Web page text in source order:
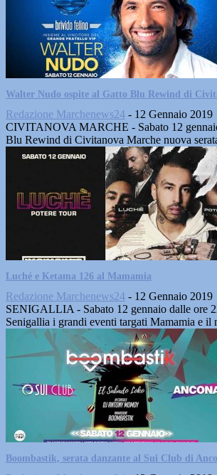
Walter Nudo ospite al Gatto Blu Rewind di
Redazione Marchenews24 - 12 Gennaio 2019
CIVITANOVA MARCHE - Sabato 12
Blu Rewind di Civitanova Marche nuova
Luché e Ketama 126 al Mamamia
Redazione Marchenews24 - 12 Gennaio 2019
SENIGALLIA - Sabato 12 gennaio dalle ore
Senigallia i grandi eventi targati Mamamia e il
Boombastik, serata danzante al Sui Club di